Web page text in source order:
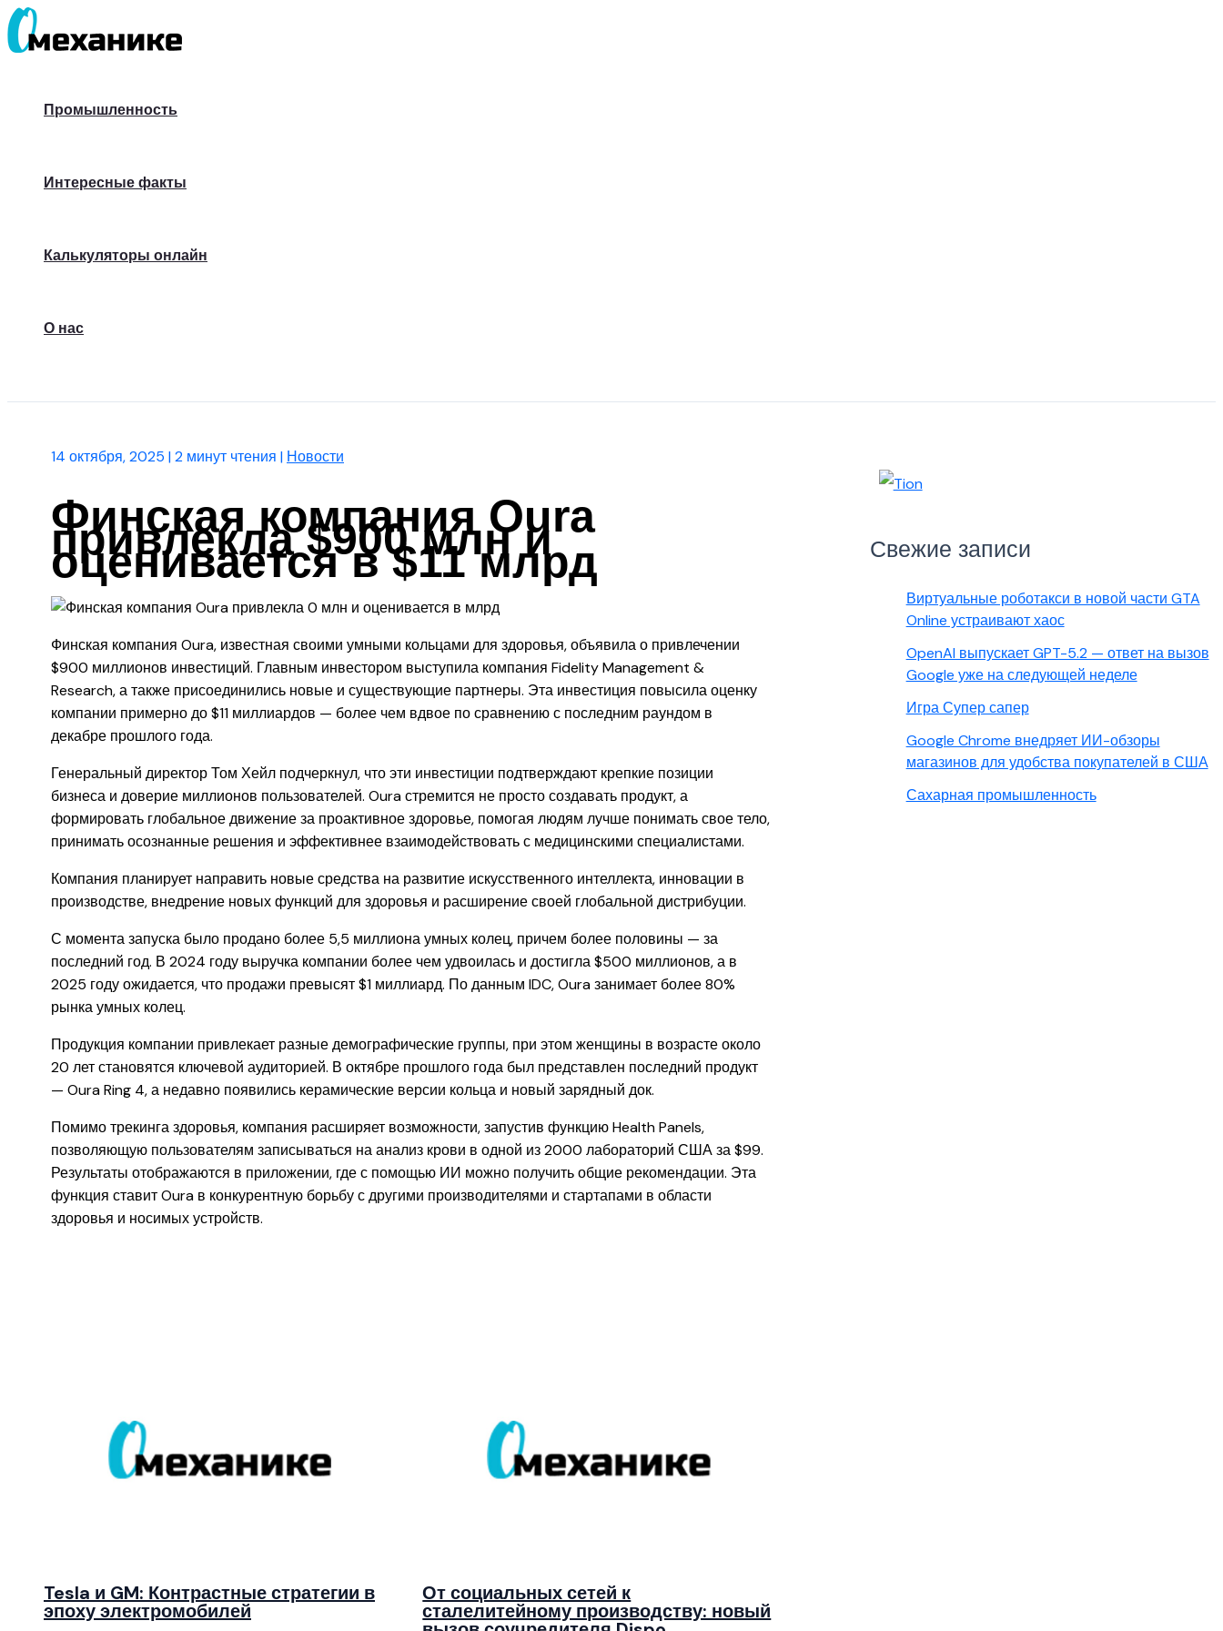
Перейти
к
Промышленность
Интересные факты
Калькуляторы онлайн
О нас
14 октября, 2025 |2 минут чтения | Новости
Финская компания Oura
привлекла $900 млн и
оценивается в $11 млрд
Финская компания Oura, известная своими умными кольцами для здоровья, объявила о привлечении
$900 миллионов инвестиций. Главным инвестором выступила компания Fidelity Management &
Research, а также присоединились новые и существующие партнеры. Эта инвестиция повысила оценку
компании примерно до $11 миллиардов — более чем вдвое по сравнению с последним раундом в
декабре прошлого года.
Генеральный директор Том Хейл подчеркнул, что эти инвестиции подтверждают крепкие позиции
бизнеса и доверие миллионов пользователей. Oura стремится не просто создавать продукт, а
формировать глобальное движение за проактивное здоровье, помогая людям лучше понимать свое тело,
принимать осознанные решения и эффективнее взаимодействовать с медицинскими специалистами.
Компания планирует направить новые средства на развитие искусственного интеллекта, инновации в
производстве, внедрение новых функций для здоровья и расширение своей глобальной дистрибуции.
С момента запуска было продано более 5,5 миллиона умных колец, причем более половины — за
последний год. В 2024 году выручка компании более чем удвоилась и достигла $500 миллионов, а в
2025 году ожидается, что продажи превысят $1 миллиард. По данным IDC, Oura занимает более 80%
рынка умных колец.
Продукция компании привлекает разные демографические группы, при этом женщины в возрасте около
20 лет становятся ключевой аудиторией. В октябре прошлого года был представлен последний продукт
— Oura Ring 4, а недавно появились керамические версии кольца и новый зарядный док.
Помимо трекинга здоровья, компания расширяет возможности, запустив функцию Health Panels,
позволяющую пользователям записываться на анализ крови в одной из 2000 лабораторий США за $99.
Результаты отображаются в приложении, где с помощью ИИ можно получить общие рекомендации. Эта
функция ставит Oura в конкурентную борьбу с другими производителями и стартапами в области
здоровья и носимых устройств.
Tesla и GM: Контрастные стратегии в
эпоху электромобилей
От социальных сетей к
сталелитейному производству: новый
Свежие записи
Виртуальные роботакси в новой части GTA
Online устраивают хаос
OpenAI выпускает GPT-5.2 — ответ на вызов
Google уже на следующей неделе
Игра Супер сапер
Google Chrome внедряет ИИ-обзоры
магазинов для удобства покупателей в США
Сахарная промышленность